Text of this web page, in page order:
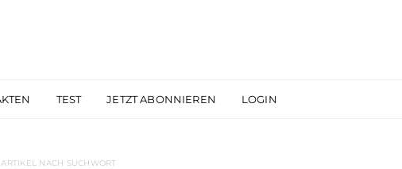
TEST JETZT ABONNIEREN LOGIN
ARTIKEL NACH SUCHWORT